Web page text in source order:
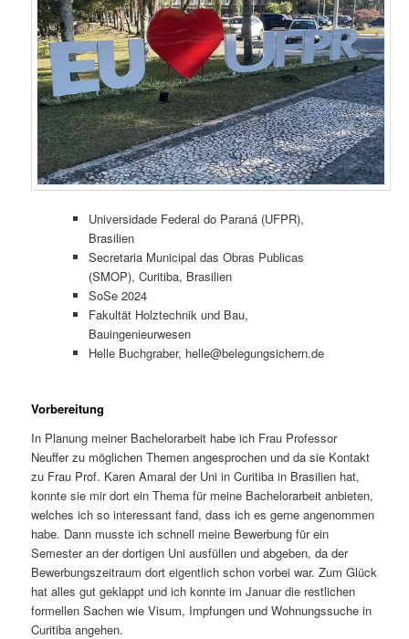
Universidade Federal do Paraná (UFPR),
Brasilien
Secretaria Municipal das Obras Publicas
(SMOP), Curitiba, Brasilien
SoSe 2024
Fakultät Holztechnik und Bau,
Bauingenieurwesen
Helle Buchgraber, helle@belegungsichern.de
Vorbereitung
In Planung meiner Bachelorarbeit habe ich Frau Professor
Neuffer zu möglichen Themen angesprochen und da sie Kontakt
zu Frau Prof. Karen Amaral der Uni in Curitiba in Brasilien hat,
konnte sie mir dort ein Thema für meine Bachelorarbeit anbieten,
welches ich so interessant fand, dass ich es gerne angenommen
habe. Dann musste ich schnell meine Bewerbung für ein
Semester an der dortigen Uni ausfüllen und abgeben, da der
Bewerbungszeitraum dort eigentlich schon vorbei war. Zum Glück
hat alles gut geklappt und ich konnte im Januar die restlichen
formellen Sachen wie Visum, Impfungen und Wohnungssuche in
Curitiba angehen.